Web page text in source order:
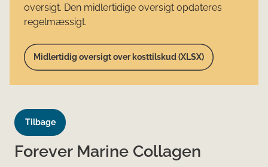
oversigt. Den midlertidige oversigt opdateres
regelmæssigt.
Midlertidig oversigt over kosttilskud (XLSX)
Tilbage
Forever Marine Collagen